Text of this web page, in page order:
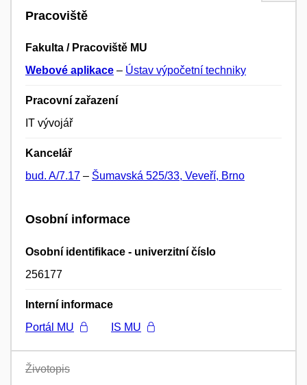
Pracoviště
Fakulta / Pracoviště MU
Webové aplikace – Ústav výpočetní techniky
Pracovní zařazení
IT vývojář
Kancelář
bud. A/7.17 – Šumavská 525/33, Veveří, Brno
Osobní informace
Osobní identifikace - univerzitní číslo
256177
Interní informace
Portál MU
IS MU
Životopis